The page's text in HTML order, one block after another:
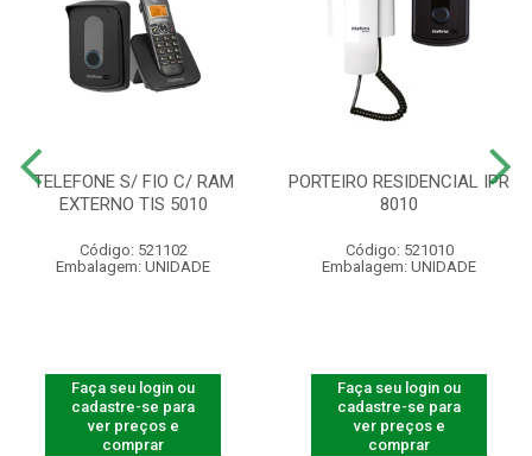
TELEFONE S/ FIO C/ RAM
EXTERNO TIS 5010
Código: 521102
Embalagem: UNIDADE
Faça seu login ou
cadastre-se para
ver preços e
comprar
PORTEIRO RESIDENCIAL IPR
8010
Código: 521010
Embalagem: UNIDADE
Faça seu login ou
cadastre-se para
ver preços e
comprar